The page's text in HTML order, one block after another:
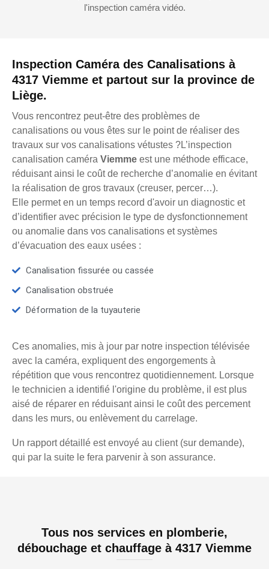
Inspection Caméra des Canalisations à
4317 Viemme et partout sur la province de
Liège.
Vous rencontrez peut-être des problèmes de
canalisations ou vous êtes sur le point de réaliser des
travaux sur vos canalisations vétustes ?L’inspection
canalisation caméra Viemme est une méthode efficace,
réduisant ainsi le coût de recherche d’anomalie en évitant
la réalisation de gros travaux (creuser, percer…).
Elle permet en un temps record d'avoir un diagnostic et
d’identifier avec précision le type de dysfonctionnement
ou anomalie dans vos canalisations et systèmes
d’évacuation des eaux usées :
Canalisation fissurée ou cassée
Canalisation obstruée
Déformation de la tuyauterie
Ces anomalies, mis à jour par notre inspection télévisée
avec la caméra, expliquent des engorgements à
répétition que vous rencontrez quotidiennement. Lorsque
le technicien a identifié l'origine du problème, il est plus
aisé de réparer en réduisant ainsi le coût des percement
dans les murs, ou enlèvement du carrelage.
Un rapport détaillé est envoyé au client (sur demande),
qui par la suite le fera parvenir à son assurance.
l'inspection caméra vidéo.
Tous nos services en plomberie,
débouchage et chauffage à 4317 Viemme